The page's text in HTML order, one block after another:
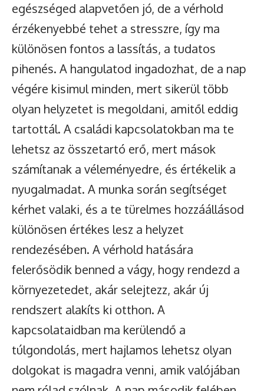
egészséged alapvetően jó, de a vérhold
érzékenyebbé tehet a stresszre, így ma
különösen fontos a lassítás, a tudatos
pihenés. A hangulatod ingadozhat, de a nap
végére kisimul minden, mert sikerül több
olyan helyzetet is megoldani, amitől eddig
tartottál. A családi kapcsolatokban ma te
lehetsz az összetartó erő, mert mások
számítanak a véleményedre, és értékelik a
nyugalmadat. A munka során segítséget
kérhet valaki, és a te türelmes hozzáállásod
különösen értékes lesz a helyzet
rendezésében. A vérhold hatására
felerősödik benned a vágy, hogy rendezd a
környezetedet, akár selejtezz, akár új
rendszert alakíts ki otthon. A
kapcsolataidban ma kerülendő a
túlgondolás, mert hajlamos lehetsz olyan
dolgokat is magadra venni, amik valójában